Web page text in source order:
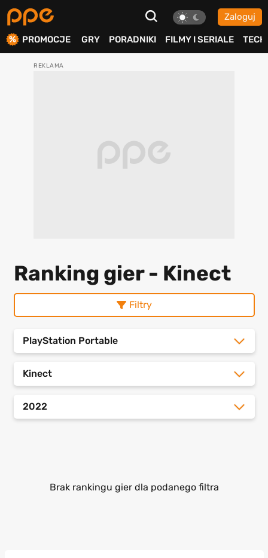
Zaloguj
PROMOCJE GRY PORADNIKI FILMY I SERIALE TECH
Ranking gier - Kinect
Filtry
PlayStation Portable
Kinect
2022
Brak rankingu gier dla podanego filtra